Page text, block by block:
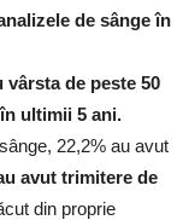
de sânge în
de peste 50
ultimii 5 ani.
22,2% au avut
avut trimitere de
din proprie